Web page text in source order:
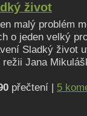
život
malý problém
o jeden velký
Sladký život
Jana
přečtení | 5